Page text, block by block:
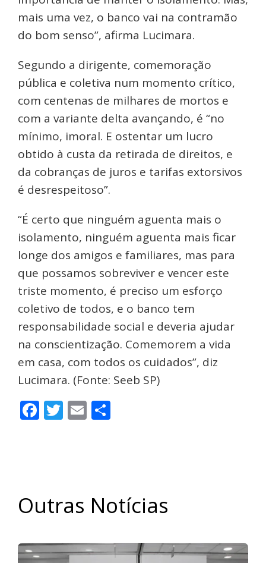
mais uma vez, o banco vai na contramão
do bom senso”, afirma Lucimara.
Segundo a dirigente, comemoração
pública e coletiva num momento crítico,
com centenas de milhares de mortos e
com a variante delta avançando, é “no
mínimo, imoral. E ostentar um lucro
obtido à custa da retirada de direitos, e
da cobranças de juros e tarifas extorsivos
é desrespeitoso”.
“É certo que ninguém aguenta mais o
isolamento, ninguém aguenta mais ficar
longe dos amigos e familiares, mas para
que possamos sobreviver e vencer este
triste momento, é preciso um esforço
coletivo de todos, e o banco tem
responsabilidade social e deveria ajudar
na conscientização. Comemorem a vida
em casa, com todos os cuidados”, diz
Lucimara. (Fonte: Seeb SP)
Facebook
Twitter
Email
Outras Notícias